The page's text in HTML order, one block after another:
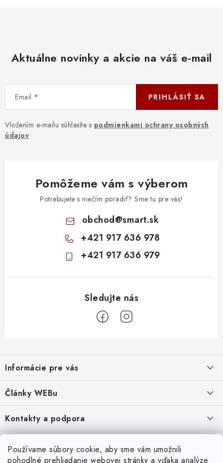
Používame súbory cookie, aby sme vám umožnili
pohodlné prehliadanie webovej stránky a vďaka analýze
Aktuálne novinky a akcie na váš e-mail
Email
Vložením e-mailu súhlasíte s podmienkami ochrany osobných
údajov
PRIHLÁSIŤ SA
Pomôžeme vám s výberom
Potrebujete s niečím poradiť? Sme tu pre vás!
obchod@smart.sk
+421 917 636 978
+421 917 636 979
p
ä
e
Informácie pre vás
Obchodné podmienky
Moja objednávka
Odstúpenie od zmluvy
Články WEBu
Dôležité oznamy
16.6.2026
Nákup na splátky
23.10.2022
Kontakty a podpora
2.8.2022
Servisné služby